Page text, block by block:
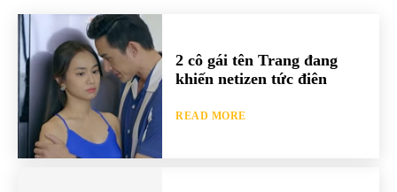
2 cô gái tên Trang đang
khiến netizen tức điên
READ MORE